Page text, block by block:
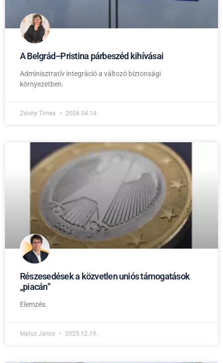
A Belgrád–Pristina párbeszéd kihívásai
Adminisztratív integráció a változó biztonsági
környezetben.
Zsivity Tímea 2026.04.14.
Részesedések a közvetlen uniós támogatások
„piacán”
Elemzés.
Matuz János 2025.12.19.